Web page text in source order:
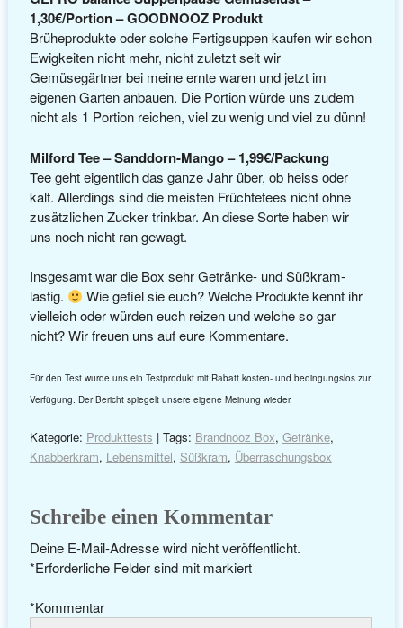
1,30€/Portion – GOODNOOZ Produkt
Brüheprodukte oder solche Fertigsuppen kaufen wir schon
Ewigkeiten nicht mehr, nicht zuletzt seit wir
Gemüsegärtner bei meine ernte waren und jetzt im
eigenen Garten anbauen. Die Portion würde uns zudem
nicht als 1 Portion reichen, viel zu wenig und viel zu dünn!
Milford Tee – Sanddorn-Mango – 1,99€/Packung
Tee geht eigentlich das ganze Jahr über, ob heiss oder
kalt. Allerdings sind die meisten Früchtetees nicht ohne
zusätzlichen Zucker trinkbar. An diese Sorte haben wir
uns noch nicht ran gewagt.
Insgesamt war die Box sehr Getränke- und Süßkram-
lastig.
Wie gefiel sie euch? Welche Produkte kennt ihr
vielleich oder würden euch reizen und welche so gar
nicht? Wir freuen uns auf eure Kommentare.
Für den Test wurde uns ein Testprodukt mit Rabatt kosten- und bedingungslos zur
Verfügung. Der Bericht spiegelt unsere eigene Meinung wieder.
Kategorie: Produkttests | Tags: Brandnooz Box, Getränke,
Knabberkram, Lebensmittel, Süßkram, Überraschungsbox
Schreibe einen Kommentar
Deine E-Mail-Adresse wird nicht veröffentlicht.
Erforderliche Felder sind mit
* markiert
Kommentar
*